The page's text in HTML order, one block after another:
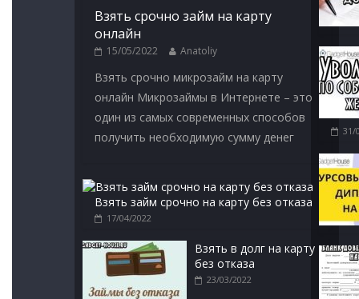
Взять срочно займ на карту
онлайн
15/05/2022 Anatoliy
Взять срочно микрозайм на карту
онлайн Микрозаймы в Интернете – это
один из самых современных способов
получить необходимую сумму денег
Взять займ срочно на карту без отказа
17/04/2022
Взять в долг на карту
без отказа
23/03/2022
31/